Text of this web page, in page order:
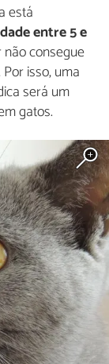
está
entre 5 e
consegue
isso, uma
será um
gatos.